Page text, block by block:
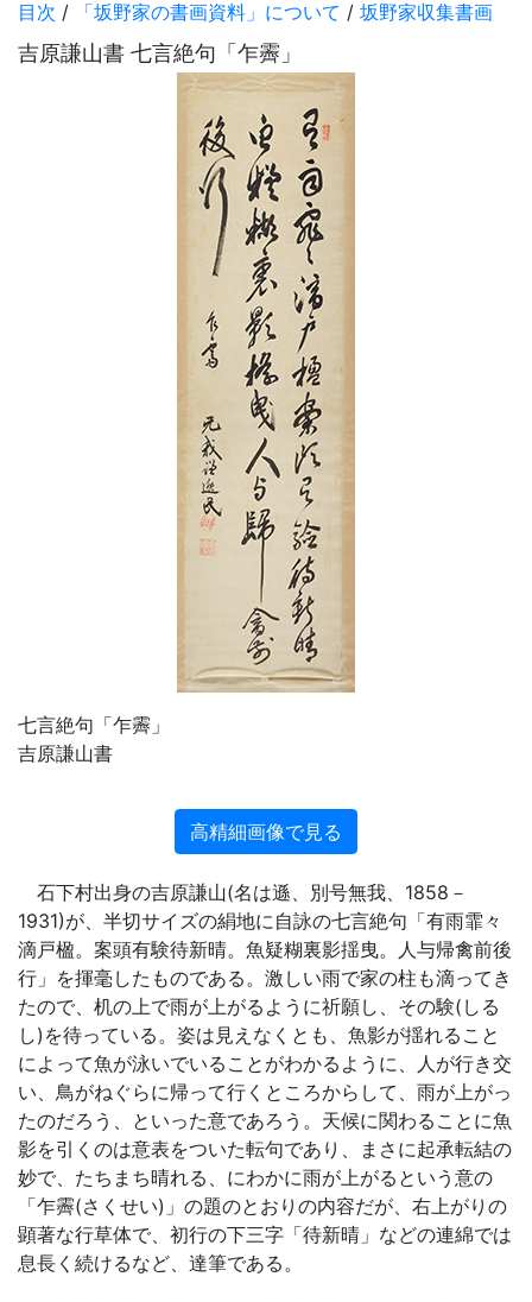
目次 / 「坂野家の書画資料」について / 坂野家収集書画
吉原謙山書 七言絶句「乍霽」
七言絶句「乍霽」
吉原謙山書
高精細画像で見る
石下村出身の吉原謙山(名は遜、別号無我、1858－
1931)が、半切サイズの絹地に自詠の七言絶句「有雨霏々
滴戸楹。案頭有験待新晴。魚疑糊裏影揺曳。人与帰禽前後
行」を揮毫したものである。激しい雨で家の柱も滴ってき
たので、机の上で雨が上がるように祈願し、その験(しる
し)を待っている。姿は見えなくとも、魚影が揺れること
によって魚が泳いでいることがわかるように、人が行き交
い、鳥がねぐらに帰って行くところからして、雨が上がっ
たのだろう、といった意であろう。天候に関わることに魚
影を引くのは意表をついた転句であり、まさに起承転結の
妙で、たちまち晴れる、にわかに雨が上がるという意の
「乍霽(さくせい)」の題のとおりの内容だが、右上がりの
顕著な行草体で、初行の下三字「待新晴」などの連綿では
息長く続けるなど、達筆である。